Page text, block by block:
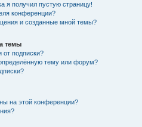
я получил пустую страницу!
конференции?
и созданные мной темы?
темы
от подписки?
тему или форум?
на этой конференции?